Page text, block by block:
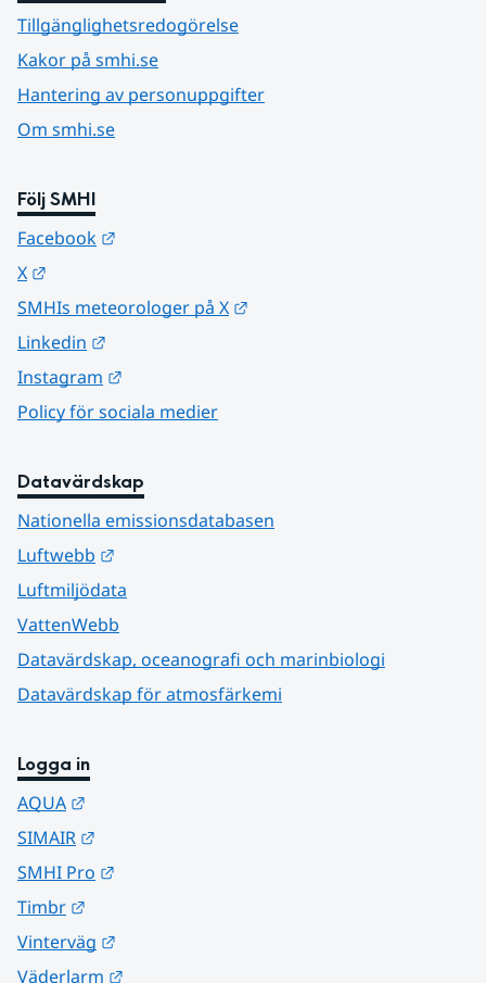
Tillgänglighetsredogörelse
Kakor på smhi.se
Hantering av personuppgifter
Om smhi.se
Följ SMHI
Facebook
X
SMHIs meteorologer på X
Linkedin
Instagram
Policy för sociala medier
Datavärdskap
Nationella emissionsdatabasen
Luftwebb
Luftmiljödata
VattenWebb
Datavärdskap, oceanografi och marinbiologi
Datavärdskap för atmosfärkemi
Logga in
AQUA
SIMAIR
SMHI Pro
Timbr
Vinterväg
Väderlarm